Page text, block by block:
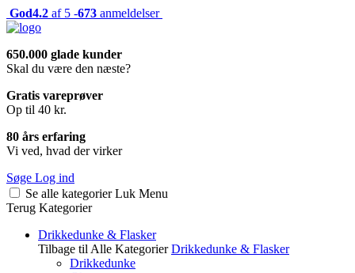
God4.2 af 5 -673 anmeldelser
650.000 glade kunder
Skal du være den næste?
Gratis vareprøver
Op til 40 kr.
80 års erfaring
Vi ved, hvad der virker
Søge Log ind
Se alle kategorier Luk Menu
Terug Kategorier
Drikkedunke & Flasker
Tilbage til Alle Kategorier Drikkedunke & Flasker
Drikkedunke